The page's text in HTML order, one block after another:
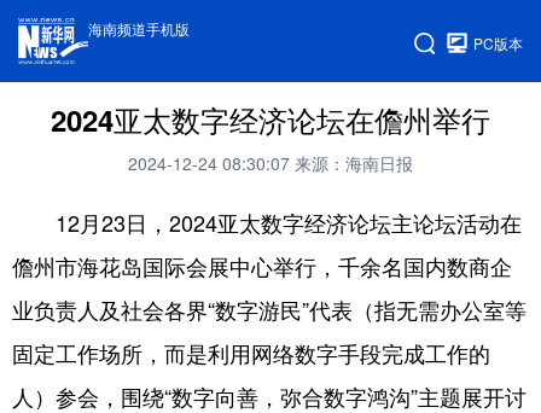
海南频道手机版
PC版本
2024亚太数字经济论坛在儋州举行
2024-12-24 08:30:07 来源：海南日报
12月23日，2024亚太数字经济论坛主论坛活动在
儋州市海花岛国际会展中心举行，千余名国内数商企
业负责人及社会各界“数字游民”代表（指无需办公室等
固定工作场所，而是利用网络数字手段完成工作的
人）参会，围绕“数字向善，弥合数字鸿沟”主题展开讨